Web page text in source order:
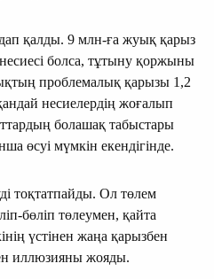
қалды. 9 млн-ға жуық қарыз
болса, тұтыну қоржыны
проблемалық қарызы 1,2
несиелердің жоғалып
болашақ табыстары
өсуі мүмкін екендігінде.
тоқтатпайды. Ол төлем
бөліп төлеумен, қайта
үстінен жаңа қарызбен
иллюзияны жояды.